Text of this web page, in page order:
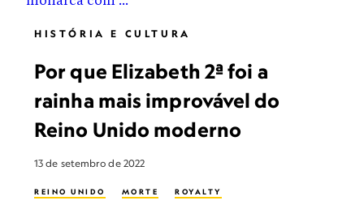
HISTÓRIA E CULTURA
Por que Elizabeth 2ª foi a
rainha mais improvável do
Reino Unido moderno
13 de setembro de 2022
REINO UNIDO MORTE ROYALTY